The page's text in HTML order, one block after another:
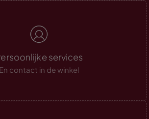
services
En contact in de winkel